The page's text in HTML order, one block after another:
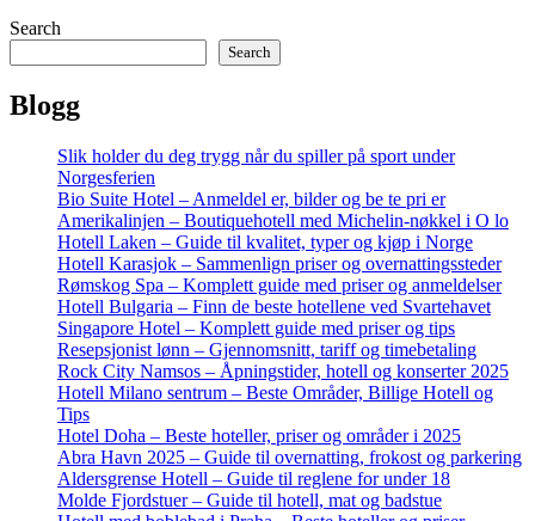
Search
Search
Blogg
Slik holder du deg trygg når du spiller på sport under
Norgesferien
Bio Suite Hotel – Anmeldel er, bilder og be te pri er
Amerikalinjen – Boutiquehotell med Michelin-nøkkel i O lo
Hotell Laken – Guide til kvalitet, typer og kjøp i Norge
Hotell Karasjok – Sammenlign priser og overnattingssteder
Rømskog Spa – Komplett guide med priser og anmeldelser
Hotell Bulgaria – Finn de beste hotellene ved Svartehavet
Singapore Hotel – Komplett guide med priser og tips
Resepsjonist lønn – Gjennomsnitt, tariff og timebetaling
Rock City Namsos – Åpningstider, hotell og konserter 2025
Hotell Milano sentrum – Beste Områder, Billige Hotell og
Tips
Hotel Doha – Beste hoteller, priser og områder i 2025
Abra Havn 2025 – Guide til overnatting, frokost og parkering
Aldersgrense Hotell – Guide til reglene for under 18
Molde Fjordstuer – Guide til hotell, mat og badstue